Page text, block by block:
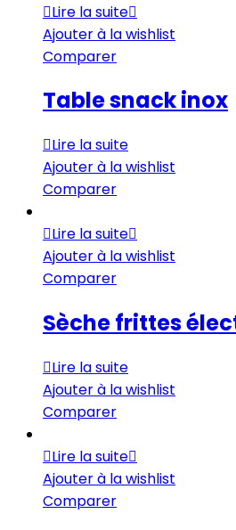
Lire la suite
Ajouter à la wishlist
Comparer
Table snack inox
Lire la suite
Ajouter à la wishlist
Comparer
Lire la suite
Ajouter à la wishlist
Comparer
Sèche frittes
Lire la suite
Ajouter à la wishlist
Comparer
Lire la suite
Ajouter à la wishlist
Comparer